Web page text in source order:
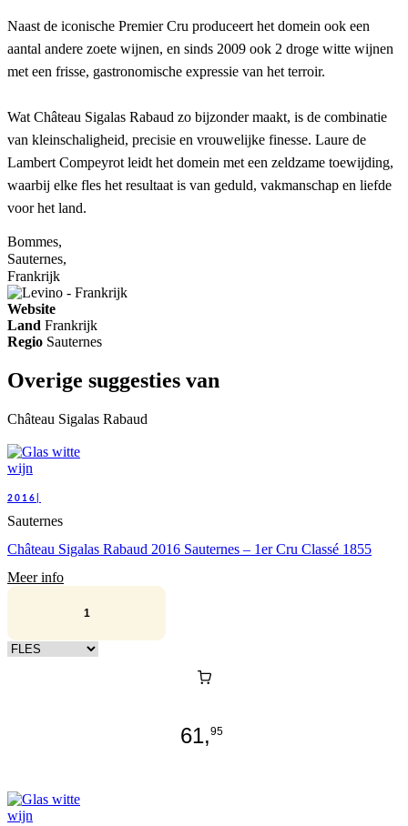
Naast de iconische Premier Cru produceert het domein ook een
aantal andere zoete wijnen, en sinds 2009 ook 2 droge witte wijnen
met een frisse, gastronomische expressie van het terroir.
Wat Château Sigalas Rabaud zo bijzonder maakt, is de combinatie
van kleinschaligheid, precisie en vrouwelijke finesse. Laure de
Lambert Compeyrot leidt het domein met een zeldzame toewijding,
waarbij elke fles het resultaat is van geduld, vakmanschap en liefde
voor het land.
Bommes,
Sauternes,
Frankrijk
Website
Land Frankrijk
Regio Sauternes
Overige suggesties van
Château Sigalas Rabaud
2016|
Sauternes
Château Sigalas Rabaud 2016 Sauternes – 1er Cru Classé 1855
Meer info
Kies verpakking
61,95